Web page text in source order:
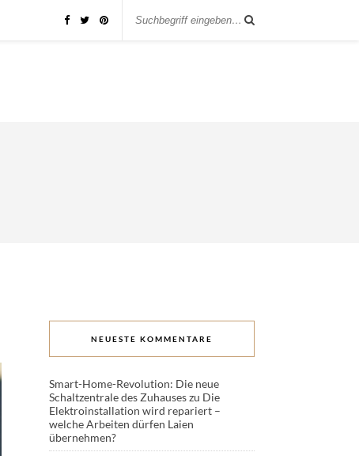
NEUESTE KOMMENTARE
Smart-Home-Revolution: Die neue
Schaltzentrale des Zuhauseszu Die
Elektroinstallation wird repariert –
welche Arbeiten dürfen Laien
übernehmen?